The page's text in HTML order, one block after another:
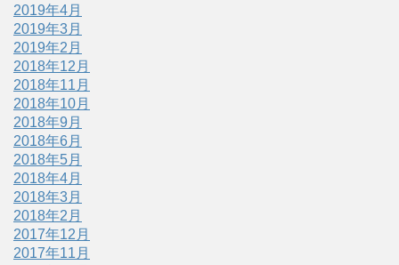
2019年4月
2019年3月
2019年2月
2018年12月
2018年11月
2018年10月
2018年9月
2018年6月
2018年5月
2018年4月
2018年3月
2018年2月
2017年12月
2017年11月